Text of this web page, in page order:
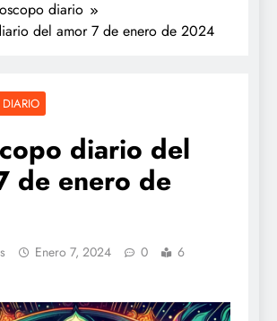
diario
del amor 7 de enero de 2024
diario del
de enero de
Enero 7, 2024 0
6